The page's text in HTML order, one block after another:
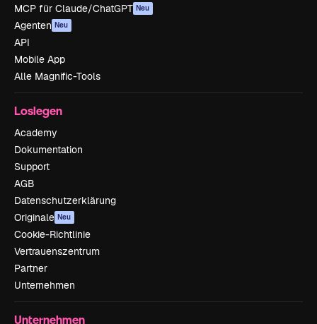
MCP für Claude/ChatGPT Neu
Agenten Neu
API
Mobile App
Alle Magnific-Tools
Loslegen
Academy
Dokumentation
Support
AGB
Datenschutzerklärung
Originale Neu
Cookie-Richtlinie
Vertrauenszentrum
Partner
Unternehmen
Unternehmen